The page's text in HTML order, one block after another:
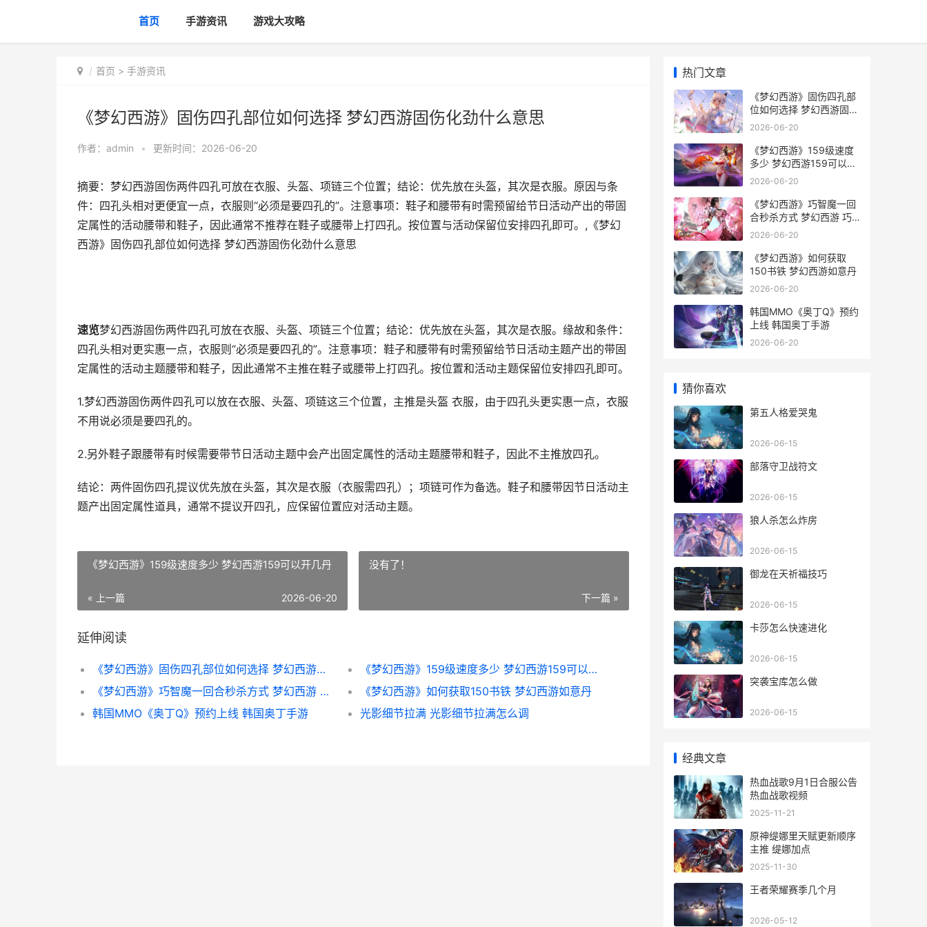
首页 手游资讯 游戏大攻略
首页 > 手游资讯
《梦幻西游》固伤四孔部位如何选择 梦幻西游固伤化劲什么意思
作者： admin • 更新时间：2026-06-20
摘要：梦幻西游固伤两件四孔可放在衣服、头盔、项链三个位置；结论：优先放在头盔，其次是衣服。原因与条
件：四孔头相对更便宜一点，衣服则“必须是要四孔的”。注意事项：鞋子和腰带有时需预留给节日活动产出的带固
定属性的活动腰带和鞋子，因此通常不推荐在鞋子或腰带上打四孔。按位置与活动保留位安排四孔即可。,《梦幻
西游》固伤四孔部位如何选择 梦幻西游固伤化劲什么意思
速览梦幻西游固伤两件四孔可放在衣服、头盔、项链三个位置；结论：优先放在头盔，其次是衣服。缘故和条件：
四孔头相对更实惠一点，衣服则“必须是要四孔的”。注意事项：鞋子和腰带有时需预留给节日活动主题产出的带固
定属性的活动主题腰带和鞋子，因此通常不主推在鞋子或腰带上打四孔。按位置和活动主题保留位安排四孔即可。
1.梦幻西游固伤两件四孔可以放在衣服、头盔、项链这三个位置，主推是头盔 衣服，由于四孔头更实惠一点，衣服
不用说必须是要四孔的。
2.另外鞋子跟腰带有时候需要带节日活动主题中会产出固定属性的活动主题腰带和鞋子，因此不主推放四孔。
结论：两件固伤四孔提议优先放在头盔，其次是衣服（衣服需四孔）；项链可作为备选。鞋子和腰带因节日活动主
题产出固定属性道具，通常不提议开四孔，应保留位置应对活动主题。
《梦幻西游》159级速度多少 梦幻西游159可以开几丹
« 上一篇 2026-06-20
没有了！
下一篇 »
延伸阅读
《梦幻西游》固伤四孔部位如何选择 梦幻西游固伤化劲什么意思
《梦幻西游》159级速度多少 梦幻西游159可以开几丹
《梦幻西游》巧智魔一回合秒杀方式 梦幻西游 巧劲
《梦幻西游》如何获取150书铁 梦幻西游如意丹
韩国MMO《奥丁Q》预约上线 韩国奥丁手游
光影细节拉满 光影细节拉满怎么调
热门文章
《梦幻西游》固伤四孔部
位如何选择 梦幻西游固伤
化劲什么意思
2026-06-20
《梦幻西游》159级速度
多少 梦幻西游159可以开
几丹
2026-06-20
《梦幻西游》巧智魔一回
合秒杀方式 梦幻西游 巧
劲
2026-06-20
《梦幻西游》如何获取
150书铁 梦幻西游如意丹
2026-06-20
韩国MMO《奥丁Q》预约
上线 韩国奥丁手游
2026-06-20
猜你喜欢
第五人格爱哭鬼
2026-06-15
部落守卫战符文
2026-06-15
狼人杀怎么炸房
2026-06-15
御龙在天祈福技巧
2026-06-15
卡莎怎么快速进化
2026-06-15
突袭宝库怎么做
2026-06-15
经典文章
热血战歌9月1日合服公告
热血战歌视频
2025-11-21
原神缇娜里天赋更新顺序
主推 缇娜加点
2025-11-30
王者荣耀赛季几个月
2026-05-12